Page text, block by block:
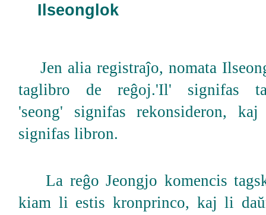
Ilseonglok
Jen alia registraĵo, nomata
taglibro de reĝoj.'Il' signifas
'seong' signifas rekonsideron,
signifas libron.
La reĝo Jeongjo komencis
kiam li estis kronprinco, kaj li